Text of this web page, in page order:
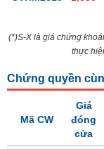
ETF
phiếu
(*)S-X là giá chứng
thực
Chứng quyền
Mã CW
Giá
đóng
cửa
LIỆU
TIN
Ngành